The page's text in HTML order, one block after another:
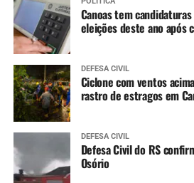
Canoas tem
eleições deste ano após
DEFESA CIVIL
Ciclone com ventos
rastro de estragos em
DEFESA CIVIL
Defesa Civil do RS
Osório